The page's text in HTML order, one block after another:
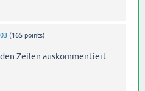
(165 points)
Zeilen auskommentiert: